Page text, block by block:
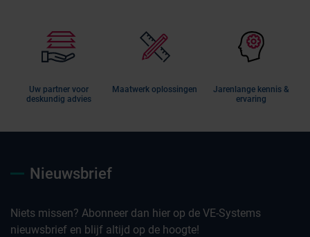
Uw partner voor
deskundig advies
Maatwerk oplossingen
Jarenlange kennis &
ervaring
Nieuwsbrief
Niets missen? Abonneer dan hier op de VE-Systems
nieuwsbrief en blijf altijd op de hoogte!